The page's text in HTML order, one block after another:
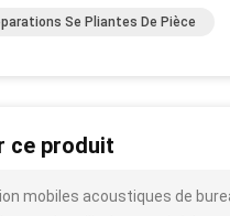
Se Pliantes De Pièce
ce produit
mobiles acoustiques de